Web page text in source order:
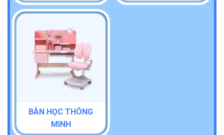
BÀN HỌC THÔNG
MINH